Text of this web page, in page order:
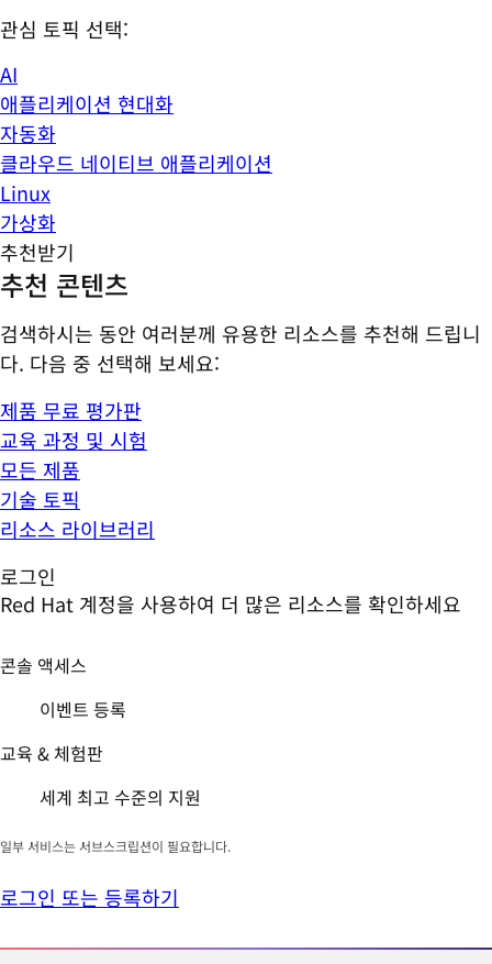
관심 토픽 선택:
AI
애플리케이션 현대화
자동화
클라우드 네이티브 애플리케이션
Linux
가상화
추천받기
추천 콘텐츠
검색하시는 동안 여러분께 유용한 리소스를 추천해 드립니
다. 다음 중 선택해 보세요:
제품 무료 평가판
교육 과정 및 시험
모든 제품
기술 토픽
리소스 라이브러리
로그인
Red Hat 계정을 사용하여 더 많은 리소스를 확인하세요
콘솔 액세스
이벤트 등록
교육 & 체험판
세계 최고 수준의 지원
일부 서비스는 서브스크립션이 필요합니다.
로그인 또는 등록하기